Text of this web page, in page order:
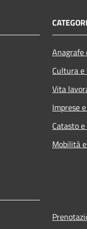
Cultura
Vita
Imprese
Catasto
Mobilità